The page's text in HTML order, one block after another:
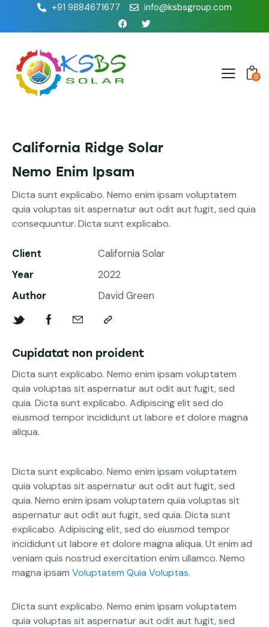
+91 9884671677 info@ksbsgroup.com
0
California Ridge Solar
Nemo Enim Ipsam
Dicta sunt explicabo. Nemo enim ipsam voluptatem
quia voluptas sit aspernatur aut odit aut fugit, sed quia
consequuntur. Dicta sunt explicabo.
Client
California Solar
Year
2022
Author
David Green
Cupidatat non proident
Dicta sunt explicabo. Nemo enim ipsam voluptatem
quia voluptas sit aspernatur aut odit aut fugit, sed
quia. Dicta sunt explicabo. Adipiscing elit sed do
eiusmod tempor incididunt ut labore et dolore magna
aliqua.
Dicta sunt explicabo. Nemo enim ipsam voluptatem
quia voluptas sit aspernatur aut odit aut fugit, sed
quia. Nemo enim ipsam voluptatem quia voluptas sit
aspernatur aut odit aut fugit, sed quia. Dicta sunt
explicabo. Adipiscing elit, sed do eiusmod tempor
incididunt ut labore et dolore magna aliqua. Ut enim ad
veniam quis nostrud exercitation enim ullamco. Nemo
magna ipsam Voluptatem Quia Voluptas.
Dicta sunt explicabo. Nemo enim ipsam voluptatem
quia voluptas sit aspernatur aut odit aut fugit, sed